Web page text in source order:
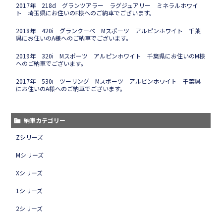
2017年 218d グランツアラー ラグジュアリー ミネラルホワイ
ト 埼玉県にお住いのF様へのご納車でございます。
2018年 420i グランクーペ Mスポーツ アルピンホワイト 千葉
県にお住いのA様へのご納車でございます。
2019年 320i Mスポーツ アルピンホワイト 千葉県にお住いのM様
へのご納車でございます。
2017年 530i ツーリング Mスポーツ アルピンホワイト 千葉県
にお住いのA様へのご納車でございます。
納車カテゴリー
Zシリーズ
Mシリーズ
Xシリーズ
1シリーズ
2シリーズ